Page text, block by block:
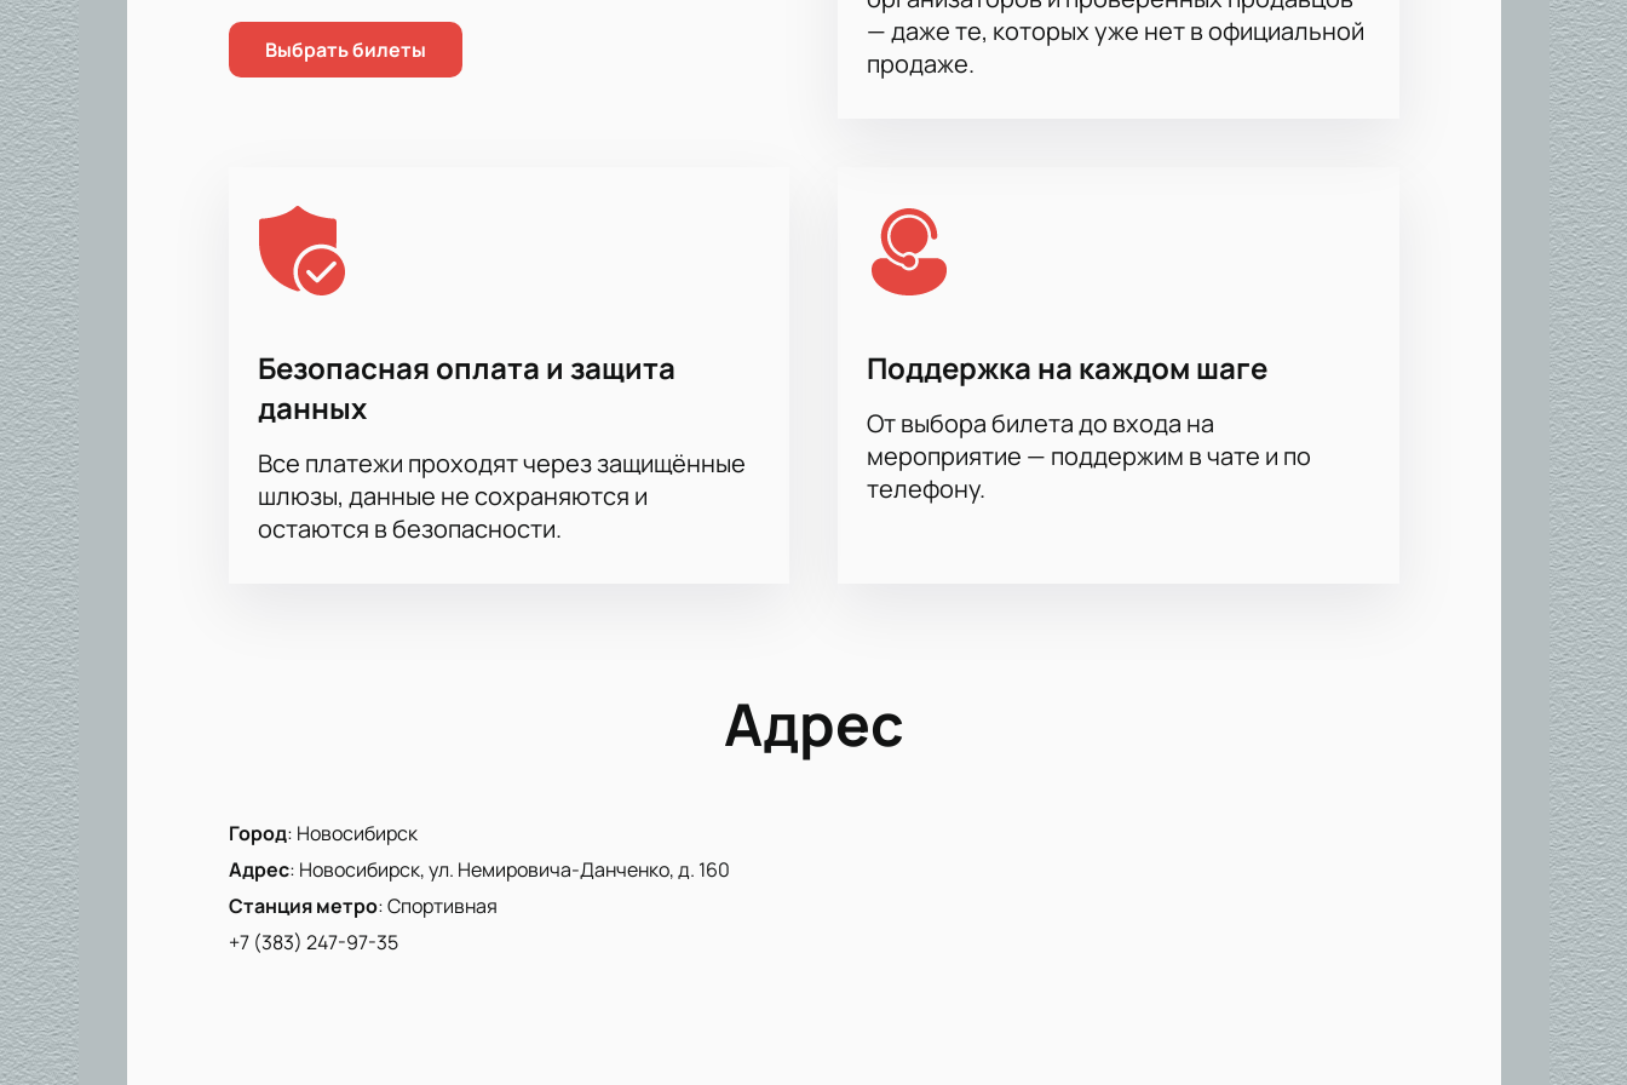
Выбрать билеты
— даже те, которых уже нет в официальной
продаже.
Безопасная оплата и защита
данных
Все платежи проходят через защищённые
шлюзы, данные не сохраняются и
остаются в безопасности.
Поддержка на каждом шаге
От выбора билета до входа на
мероприятие — поддержим в чате и по
телефону.
Адрес
Город: Новосибирск
Адрес: Новосибирск, ул. Немировича-Данченко, д. 160
Станция метро:Спортивная
+7 (383) 247-97-35